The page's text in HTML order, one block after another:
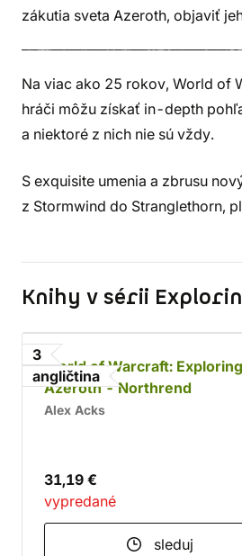
zákutia sveta Azeroth, objaviť
Na viac ako 25 rokov, World of
hráči môžu získať in-depth
a niektoré z nich nie sú vždy.
S exquisite umenia a zbrusu
z Stormwind do Stranglethorn,
Knihy v sérii
3
angličtina
World of Warcraft: Exploring
Azeroth - Northrend
Alex Acks
31,19 €
vypredané
sleduj